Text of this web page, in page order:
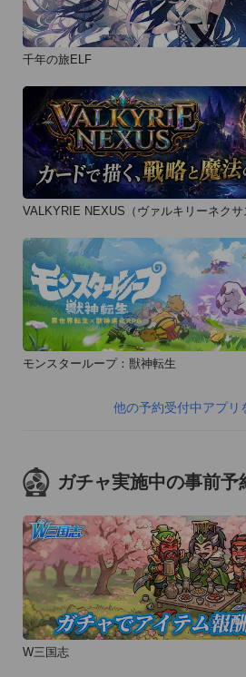
千年の旅ELF
VALKYRIE NEXUS（ヴァルキリーネクサ
モンスターループ：獣神転生
他の予約受付中アプリ
ガチャ実施中の事前予
W三国志